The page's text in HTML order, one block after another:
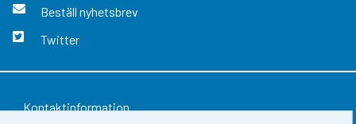
Beställ nyhetsbrev
Twitter
Kontaktinformation